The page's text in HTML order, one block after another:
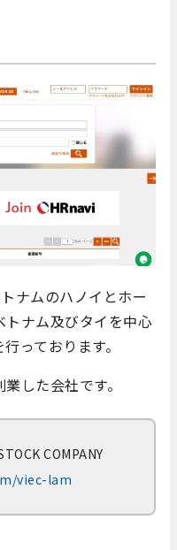
ナムのハノイとホー
ナム及びタイを中心
っております。
した会社です。
COMPANY
viec-lam